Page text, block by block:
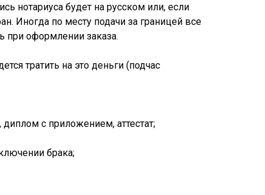
нотариуса будет на русском или, если
Иногда по месту подачи за границей все
при оформлении заказа.
тратить на это деньги (подчас
с приложением, аттестат;
брака;